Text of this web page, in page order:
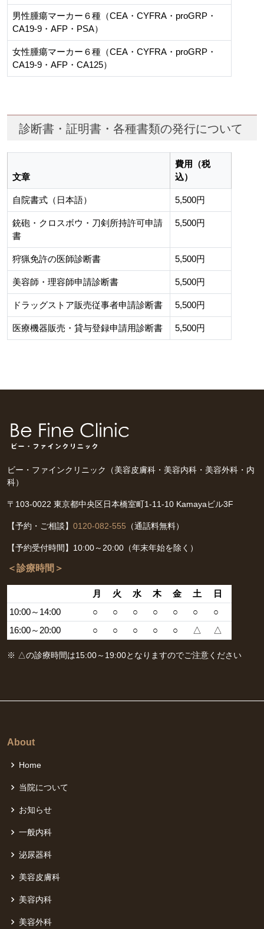
男性腫瘍マーカー６種（CEA・CYFRA・proGRP・
CA19-9・AFP・PSA）
女性腫瘍マーカー６種（CEA・CYFRA・proGRP・
CA19-9・AFP・CA125）
診断書・証明書・各種書類の発行について
文章
費用（税
込）
自院書式（日本語） 5,500円
銃砲・クロスボウ・刀剣所持許可申請
書
5,500円
狩猟免許の医師診断書 5,500円
美容師・理容師申請診断書 5,500円
ドラッグストア販売従事者申請診断書 5,500円
医療機器販売・貸与登録申請用診断書 5,500円
ビー・ファインクリニック（美容皮膚科・美容内科・美容外科・内
科）
〒103-0022 東京都中央区日本橋室町1-11-10 Kamayaビル3F
【予約・ご相談】 0120-082-555 （通話料無料）
【予約受付時間】10:00～20:00（年末年始を除く）
＜診療時間＞
月 火 水 木 金 土
日
10:00～14:00
○ ○ ○ ○ ○ ○
○
16:00～20:00
○ ○ ○ ○ ○ △ △
※ △の診療時間は15:00～19:00となりますのでご注意ください
About
Home
当院について
お知らせ
一般内科
泌尿器科
美容皮膚科
美容内科
美容外科